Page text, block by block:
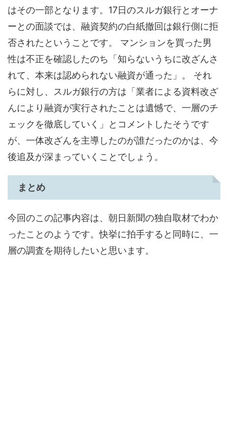
はその一部となります。17日のスルガ銀行とオーナ
ーとの面談では、融資契約の白紙撤回は銀行側に拒
否されたということです。 マンションを買った男
性は不正を確認したのち「知らないうちに改ざんさ
れて、本来は認められない融資が通った」。 それ
らに対し、スルガ銀行の方は「業者による資料改ざ
んにより融資が実行されたことは遺憾で、一層のチ
ェックを徹底していく」とコメントしたそうです
が、一体改ざんを主導したのが誰だったのかは、今
後追及が深まっていくことでしょう。
まとめ
今回のこの記事内容は、朝日新聞の独自取材でわか
ったことのようです。快挙に拍手すると同時に、一
層の調査を期待したいと思います。